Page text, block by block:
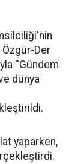
Der
''Gündem
dünya
yaparken,